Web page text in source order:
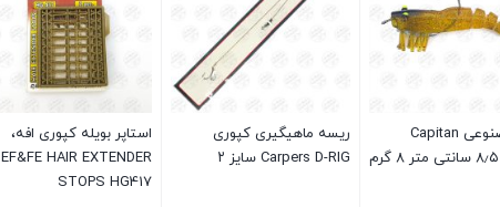
میگو مصنوعی Capitan
ریسه ماهیگیری کپوری
Carpers D-RIG سایز ۲
استاپر بویله کپوری افه،
EF&FE HAIR EXTENDER
STOPS HG417